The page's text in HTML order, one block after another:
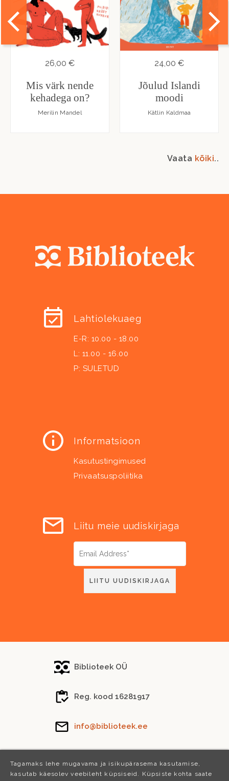
26,00 €
Mis värk nende
kehadega on?
Merilin Mandel
24,00 €
Jõulud Islandi
moodi
Kätlin Kaldmaa
Vaata kõiki..
Lahtiolekuaeg
E-R: 10.00 - 18.00
L: 11.00 - 16.00
P: SULETUD
Informatsioon
Kasutustingimused
Privaatsuspoliitika
Liitu meie uudiskirjaga
Biblioteek OÜ
Reg. kood 16281917
info@biblioteek.ee
Tagamaks lehe mugavama ja isikupärasema kasutamise,
kasutab käesolev veebileht küpsiseid. Küpsiste kohta saate